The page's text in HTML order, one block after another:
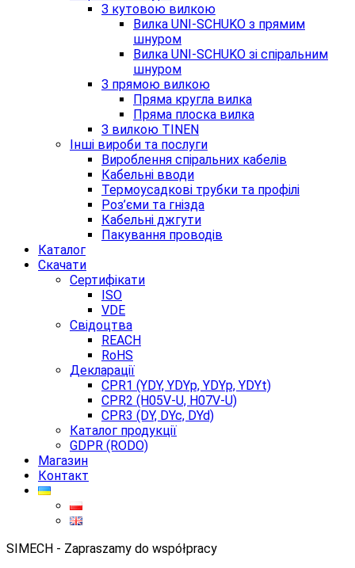
З кутовою вилкою
Вилка UNI-SCHUKO з прямим
шнуром
Вилка UNI-SCHUKO зі спіральним
шнуром
З прямою вилкою
Пряма кругла вилка
Пряма плоска вилка
З вилкою TINEN
Інші вироби та послуги
Вироблення спіральних кабелів
Кабельні вводи
Термоусадкові трубки та профілі
Роз’єми та гнізда
Кабельні джгути
Пакування проводів
Каталог
Скачати
Сертифікати
ISO
VDE
Свідоцтва
REACH
RoHS
Декларації
CPR1 (YDY, YDYp, YDYp, YDYt)
CPR2 (H05V-U, H07V-U)
CPR3 (DY, DYc, DYd)
Каталог продукції
GDPR (RODO)
Магазин
Контакт
SIMECH - Zapraszamy do współpracy